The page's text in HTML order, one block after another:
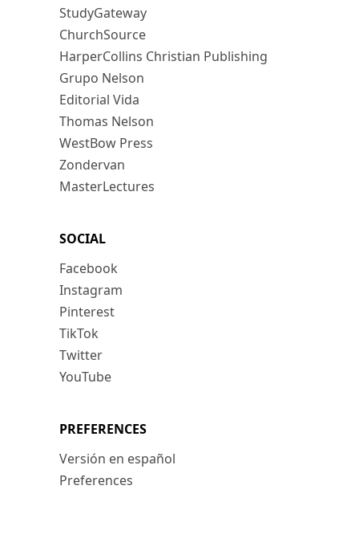
StudyGateway
ChurchSource
HarperCollins Christian Publishing
Grupo Nelson
Editorial Vida
Thomas Nelson
WestBow Press
Zondervan
MasterLectures
SOCIAL
Facebook
Instagram
Pinterest
TikTok
Twitter
YouTube
PREFERENCES
Versión en español
Preferences